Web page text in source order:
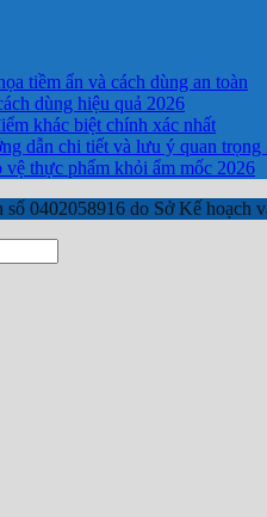
tiềm ẩn và cách dùng an toàn
dùng hiệu quả 2026
khác biệt chính xác nhất
dẫn chi tiết và lưu ý quan trọng
thực phẩm khỏi ẩm mốc 2026
0402058916 do Sở Kế hoạch